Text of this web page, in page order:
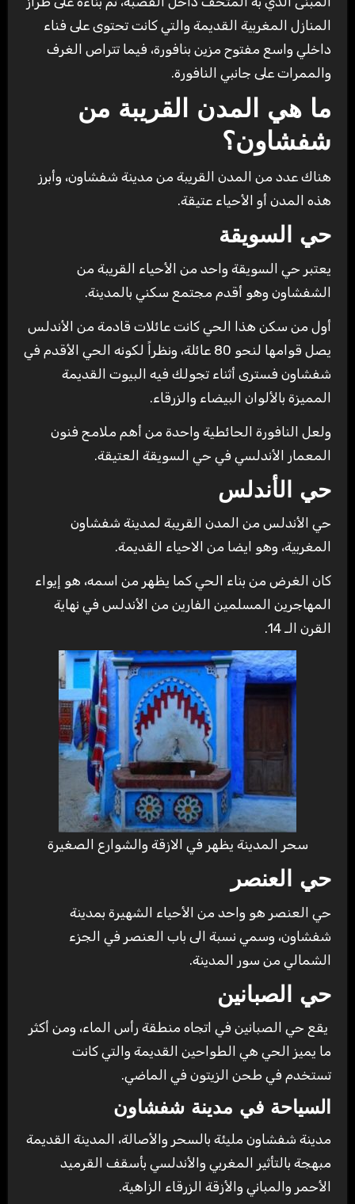
المنازل المغربية القديمة والتي كانت تحتوى على فناء
داخلي واسع مفتوح مزين بنافورة، فيما تتراص الغرف
والممرات على جانبي النافورة.
ما هي المدن القريبة من
شفشاون؟
هناك عدد من المدن القريبة من مدينة شفشاون، وأبرز
هذه المدن أو الأحياء عتيقة.
حي السويقة
يعتبر حي السويقة واحد من الأحياء القريبة من
الشفشاون وهو أقدم مجتمع سكني بالمدينة.
أول من سكن هذا الحي كانت عائلات قادمة من الأندلس
يصل قوامها لنحو 80 عائلة، ونظراً لكونه الحي الأقدم في
شفشاون فسترى أثناء تجولك فيه البيوت القديمة
المميزة بالألوان البيضاء والزرقاء.
ولعل النافورة الحائطية واحدة من أهم ملامح فنون
المعمار الأندلسي في حي السويقة العتيقة.
حي الأندلس
حي الأندلس من المدن القريبة لمدينة شفشاون
المغربية، وهو ايضا من الاحياء القديمة.
كان الغرض من بناء الحي كما يظهر من اسمه، هو إيواء
المهاجرين المسلمين الفارين من الأندلس في نهاية
القرن الـ 14.
سحر المدينة يظهر في الازقة والشوارع الصغيرة
حي العنصر
حي العنصر هو واحد من الأحياء الشهيرة بمدينة
شفشاون، وسمي نسبة الى باب العنصر في الجزء
الشمالي من سور المدينة.
حي الصبانين
يقع حي الصبانين في اتجاه منطقة رأس الماء، ومن أكثر
ما يميز الحي هي الطواحين القديمة والتي كانت
تستخدم في طحن الزيتون في الماضي.
السياحة في مدينة شفشاون
مدينة شفشاون مليئة بالسحر والأصالة، المدينة القديمة
مبهجة بالتأثير المغربي والأندلسي بأسقف القرميد
الأحمر والمباني والأزقة الزرقاء الزاهية.